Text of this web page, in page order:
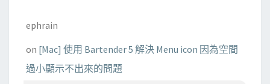
ephrain
on [Mac] 使用 Bartender 5 解決 Menu icon 因為空間
過小顯示不出來的問題